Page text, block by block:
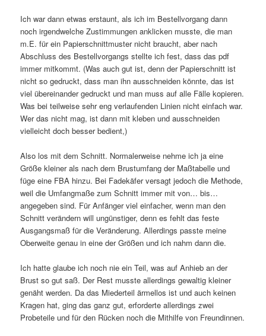
Ich war dann etwas erstaunt, als ich im Bestellvorgang dann
noch irgendwelche Zustimmungen anklicken musste, die man
m.E. für ein Papierschnittmuster nicht braucht, aber nach
Abschluss des Bestellvorgangs stellte ich fest, dass das pdf
immer mitkommt. (Was auch gut ist, denn der Papierschnitt ist
nicht so gedruckt, dass man ihn ausschneiden könnte, das ist
viel übereinander gedruckt und man muss auf alle Fälle kopieren.
Was bei teilweise sehr eng verlaufenden Linien nicht einfach war.
Wer das nicht mag, ist dann mit kleben und ausschneiden
vielleicht doch besser bedient,)
Also los mit dem Schnitt. Normalerweise nehme ich ja eine
Größe kleiner als nach dem Brustumfang der Maßtabelle und
füge eine FBA hinzu. Bei Fadekäfer versagt jedoch die Methode,
weil die Umfangmaße zum Schnitt immer mit von… bis…
angegeben sind. Für Anfänger viel einfacher, wenn man den
Schnitt verändern will ungünstiger, denn es fehlt das feste
Ausgangsmaß für die Veränderung. Allerdings passte meine
Oberweite genau in eine der Größen und ich nahm dann die.
Ich hatte glaube ich noch nie ein Teil, was auf Anhieb an der
Brust so gut saß. Der Rest musste allerdings gewaltig kleiner
genäht werden. Da das Miederteil ärmellos ist und auch keinen
Kragen hat, ging das ganz gut, erforderte allerdings zwei
Probeteile und für den Rücken noch die Mithilfe von Freundinnen.